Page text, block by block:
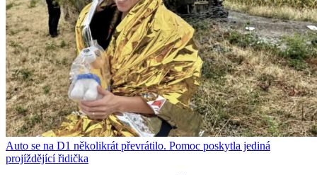
Auto se na D1 několikrát převrátilo. Pomoc poskytla jediná
projíždějící řidička